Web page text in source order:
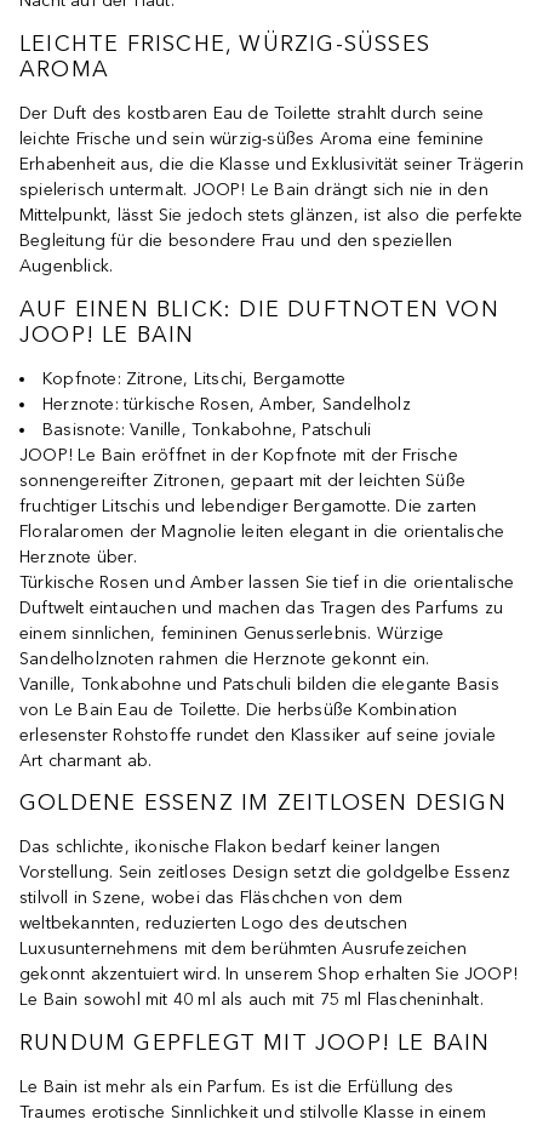
LEICHTE FRISCHE, WÜRZIG-SÜSSES A
ROMA
Der Duft des kostbaren Eau de Toilette strahlt durch seine
leichte Frische und sein würzig-süßes Aroma eine feminine
Erhabenheit aus, die die Klasse und Exklusivität seiner Trägerin
spielerisch untermalt. JOOP! Le Bain drängt sich nie in den
Mittelpunkt, lässt Sie jedoch stets glänzen, ist also die perfekte
Begleitung für die besondere Frau und den speziellen
Augenblick.
AUF EINEN BLICK: DIE DUFTNOTEN VON
JOOP! LE BAIN
Kopfnote: Zitrone, Litschi, Bergamotte
Herznote: türkische Rosen, Amber, Sandelholz
Basisnote: Vanille, Tonkabohne, Patschuli
JOOP! Le Bain eröffnet in der Kopfnote mit der Frische
sonnengereifter Zitronen, gepaart mit der leichten Süße
fruchtiger Litschis und lebendiger Bergamotte. Die zarten
Floralaromen der Magnolie leiten elegant in die orientalische
Herznote über.
Türkische Rosen und Amber lassen Sie tief in die orientalische
Duftwelt eintauchen und machen das Tragen des Parfums zu
einem sinnlichen, femininen Genusserlebnis. Würzige
Sandelholznoten rahmen die Herznote gekonnt ein.
Vanille, Tonkabohne und Patschuli bilden die elegante Basis
von Le Bain Eau de Toilette. Die herbsüße Kombination
erlesenster Rohstoffe rundet den Klassiker auf seine joviale
Art charmant ab.
GOLDENE ESSENZ IM ZEITLOSEN DESIGN
Das schlichte, ikonische Flakon bedarf keiner langen
Vorstellung. Sein zeitloses Design setzt die goldgelbe Essenz
stilvoll in Szene, wobei das Fläschchen von dem
weltbekannten, reduzierten Logo des deutschen
Luxusunternehmens mit dem berühmten Ausrufezeichen
gekonnt akzentuiert wird. In unserem Shop erhalten Sie JOOP!
Le Bain sowohl mit 40 ml als auch mit 75 ml Flascheninhalt.
RUNDUM GEPFLEGT MIT JOOP! LE BAIN
Le Bain ist mehr als ein Parfum. Es ist die Erfüllung des
Traumes erotische Sinnlichkeit und stilvolle Klasse in einem